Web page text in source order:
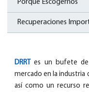
Porque Escogernos
Recuperaciones
DRRT
es un bufete de
mercado en la industria
así como un recurso